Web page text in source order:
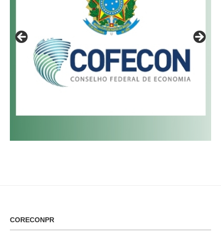
CORECONPR